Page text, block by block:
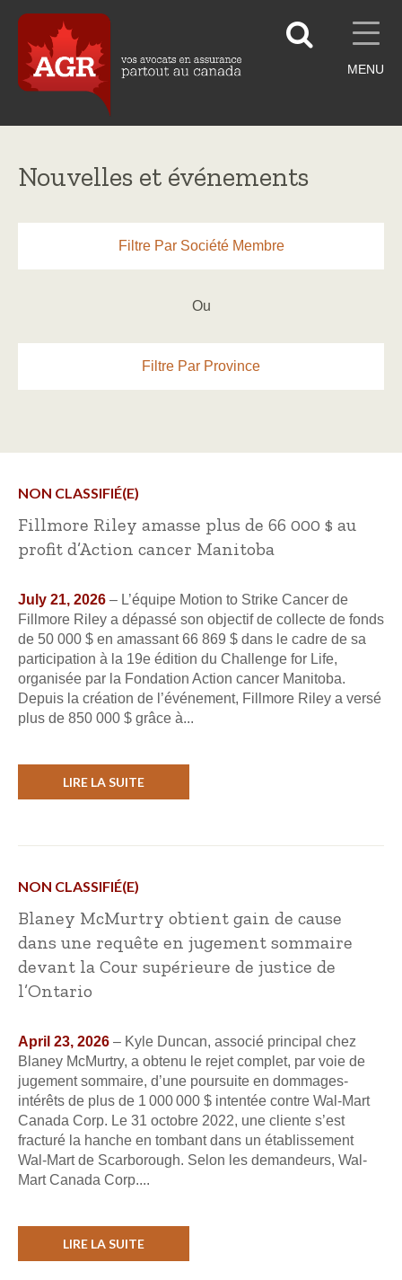
MENU
Nouvelles et événements
Filtre Par Société Membre
Ou
Filtre Par Province
NON CLASSIFIÉ(E)
Fillmore Riley amasse plus de 66 000 $ au
profit d’Action cancer Manitoba
July 21, 2026 – L’équipe Motion to Strike Cancer de
Fillmore Riley a dépassé son objectif de collecte de fonds
de 50 000 $ en amassant 66 869 $ dans le cadre de sa
participation à la 19e édition du Challenge for Life,
organisée par la Fondation Action cancer Manitoba.
Depuis la création de l’événement, Fillmore Riley a versé
plus de 850 000 $ grâce à...
LIRE LA SUITE
NON CLASSIFIÉ(E)
Blaney McMurtry obtient gain de cause
dans une requête en jugement sommaire
devant la Cour supérieure de justice de
l’Ontario
April 23, 2026 – Kyle Duncan, associé principal chez
Blaney McMurtry, a obtenu le rejet complet, par voie de
jugement sommaire, d’une poursuite en dommages-
intérêts de plus de 1 000 000 $ intentée contre Wal-Mart
Canada Corp. Le 31 octobre 2022, une cliente s’est
fracturé la hanche en tombant dans un établissement
Wal-Mart de Scarborough. Selon les demandeurs, Wal-
Mart Canada Corp....
LIRE LA SUITE